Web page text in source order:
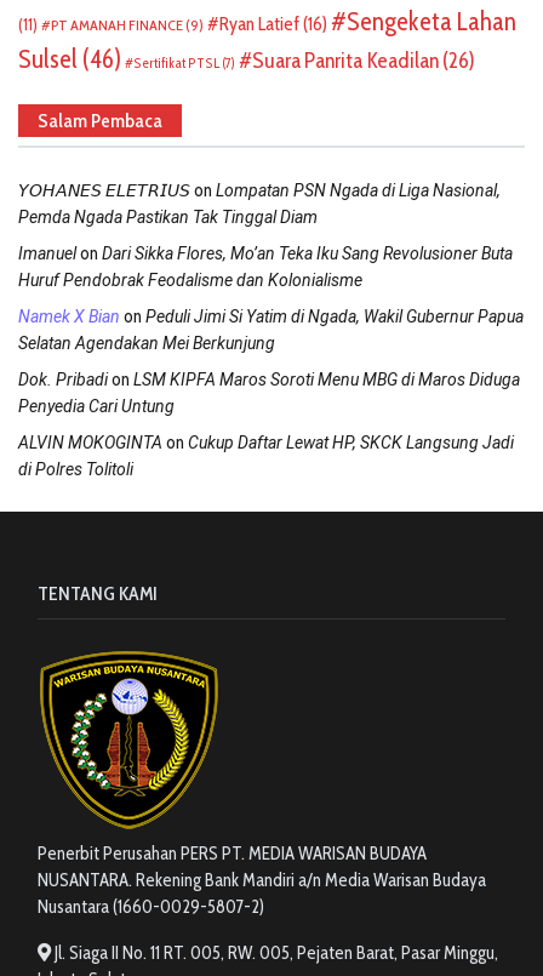
(11)
PT AMANAH FINANCE(9) Ryan Latief(16)
Sengeketa Lahan
Sulsel (46) Sertifikat PTSL (7) Suara Panrita Keadilan(26)
Salam Pembaca
𝘠𝘖𝘏𝘈𝘕𝘌𝘚 𝘌𝘓𝘌𝘛𝘙𝘐𝘜𝘚on Lompatan PSN Ngada di Liga Nasional,
Pemda Ngada Pastikan Tak Tinggal Diam
Imanuelon Dari Sikka Flores, Mo’an Teka Iku Sang Revolusioner Buta
Huruf Pendobrak Feodalisme dan Kolonialisme
Namek X Bian on Peduli Jimi Si Yatim di Ngada, Wakil Gubernur Papua
Selatan Agendakan Mei Berkunjung
Dok. Pribadion LSM KIPFA Maros Soroti Menu MBG di Maros Diduga
Penyedia Cari Untung
ALVIN MOKOGINTA on Cukup Daftar Lewat HP, SKCK Langsung Jadi
di Polres Tolitoli
TENTANG KAMI
Penerbit Perusahan PERS PT. MEDIA WARISAN BUDAYA
NUSANTARA. Rekening Bank Mandiri a/n Media Warisan Budaya
Nusantara (1660-0029-5807-2)
Jl. Siaga II No. 11 RT. 005, RW. 005, Pejaten Barat, Pasar Minggu,